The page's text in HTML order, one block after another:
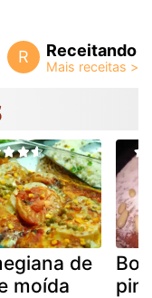
R Receitando
de
moída